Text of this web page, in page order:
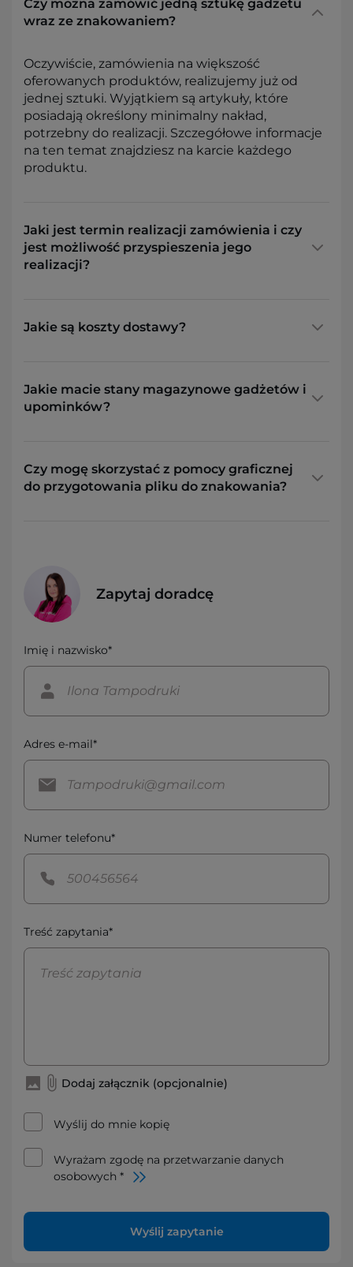
Czy można zamówić jedną sztukę gadżetu
wraz ze znakowaniem?
Oczywiście, zamówienia na większość
oferowanych produktów, realizujemy już od
jednej sztuki. Wyjątkiem są artykuły, które
posiadają określony minimalny nakład,
potrzebny do realizacji. Szczegółowe informacje
na ten temat znajdziesz na karcie każdego
produktu.
Jaki jest termin realizacji zamówienia i czy
jest możliwość przyspieszenia jego
realizacji?
Jakie są koszty dostawy?
Jakie macie stany magazynowe gadżetów i
upominków?
Czy mogę skorzystać z pomocy graficznej
do przygotowania pliku do znakowania?
Zapytaj doradcę
Imię i nazwisko*
Adres e-mail*
Numer telefonu*
Treść zapytania*
Dodaj załącznik (opcjonalnie)
Wyślij do mnie kopię
Wyrażam zgodę na przetwarzanie danych
osobowych *
Wyślij zapytanie